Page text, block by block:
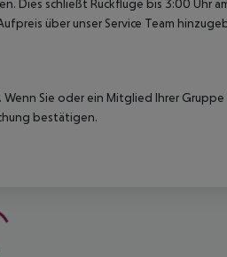
Dies schließt Rückflüge bis 3:00 Uhr
über unser Service Team
Sie oder ein Mitglied Ihrer
bestätigen.